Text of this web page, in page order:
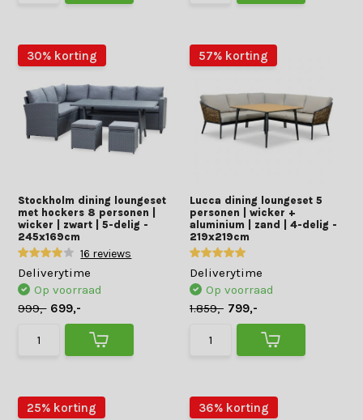
30% korting
Stockholm dining loungeset
met hockers 8 personen |
wicker | zwart | 5-delig -
245x169cm
16 reviews
Deliverytime
Op voorraad
999,- 699,-
57% korting
Lucca dining loungeset 5
personen | wicker +
aluminium | zand | 4-delig -
219x219cm
Deliverytime
Op voorraad
1.859,- 799,-
25% korting 36% korting